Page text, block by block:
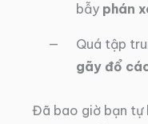
bẫy phán
Quá tập
gãy đổ
Đã bao giờ bạn tự